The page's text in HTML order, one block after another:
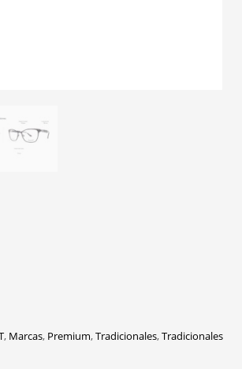
, Marcas, Premium,Tradicionales,Tradicionales